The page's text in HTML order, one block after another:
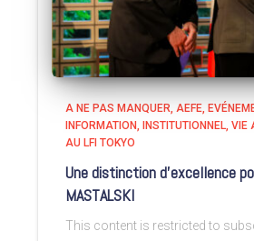
A NE PAS MANQUER AEFE
INFORMATION
INSTITUTIONNEL VIE
AU LFI TOKYO
Une distinction d’excellence
MASTALSKI
This content is restricted to